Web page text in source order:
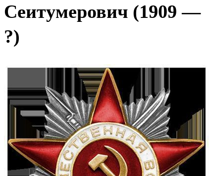
Сеитумерович (1909 —
?)